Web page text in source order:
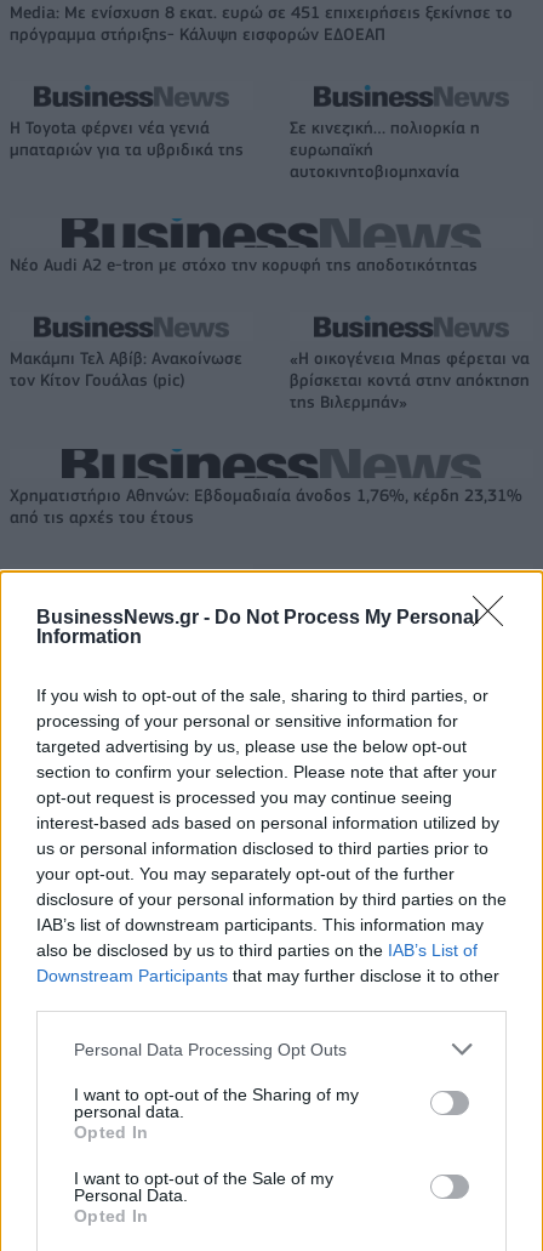
BusinessNews.gr - Do Not Process My Personal
Information
If you wish to opt-out of the sale, sharing to third parties, or
processing of your personal or sensitive information for
targeted advertising by us, please use the below opt-out
section to confirm your selection. Please note that after your
opt-out request is processed you may continue seeing
interest-based ads based on personal information utilized by
us or personal information disclosed to third parties prior to
your opt-out. You may separately opt-out of the further
disclosure of your personal information by third parties on the
IAB’s list of downstream participants. This information may
also be disclosed by us to third parties on the IAB’s List of
Downstream Participants that may further disclose it to other
Personal Data Processing Opt Outs
I want to opt-out of the Sharing of my
personal data.
Opted In
I want to opt-out of the Sale of my
Personal Data.
Opted In
Media: Με ενίσχυση 8 εκατ. ευρώ σε 451 επιχειρήσεις ξεκίνησε το
πρόγραμμα στήριξης- Κάλυψη εισφορών ΕΔΟΕΑΠ
Η Toyota φέρνει νέα γενιά
μπαταριών για τα υβριδικά της
Σε κινεζική… πολιορκία η
ευρωπαϊκή
αυτοκινητοβιομηχανία
Νέο Audi A2 e-tron με στόχο την κορυφή της αποδοτικότητας
Μακάμπι Τελ Αβίβ: Ανακοίνωσε
τον Κίτον Γουάλας (pic)
«Η οικογένεια Μπας φέρεται να
βρίσκεται κοντά στην απόκτηση
της Βιλερμπάν»
Χρηματιστήριο Αθηνών: Εβδομαδιαία άνοδος 1,76%, κέρδη 23,31%
από τις αρχές του έτους
Ελληνική Αναπτυξιακή Τράπεζα:
δισ. σε μικρομεσαίες
χρονοβόρες διαδικασίες
Η Chery επενδύει 75 εκατ. δολάρια στην KG Mobility
Το FIAT 500 Hybrid τώρα από
Ατρόμητος και Novibet
συνεχίζουν μαζί: Ανανέωση της
συνεργασίας τους μέχρι το
2028
18η συνεχόμενη χρονιά για τον ΟΤΕ στη διεθνή σειρά δεικτών
πύλες του σε όλους